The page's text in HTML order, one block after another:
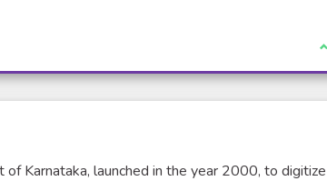
Karnataka, launched in the year 2000, to